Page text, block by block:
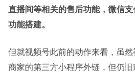
直播间等相关的售后功能，微信
功能搭建。
但就视频号此前的动作来看，虽
商家的第三方小程序外链，但仍